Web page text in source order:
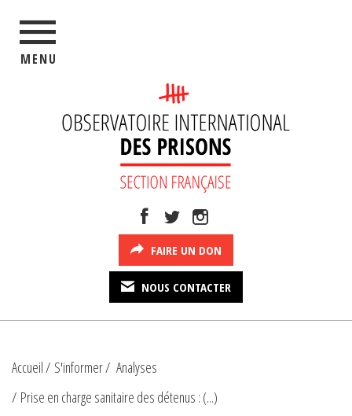
MENU
FAIRE UN DON
NOUS CONTACTER
Accueil S'informer
Analyses
Prise en charge sanitaire des détenus : (...)